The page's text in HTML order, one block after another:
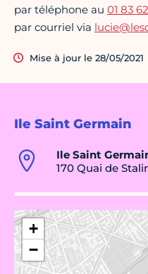
Ile Saint Germain
Ile Saint
170 Quai de
+
−
par téléphone au 01 83
par courriel via
Mise à jour le 28/05/2021